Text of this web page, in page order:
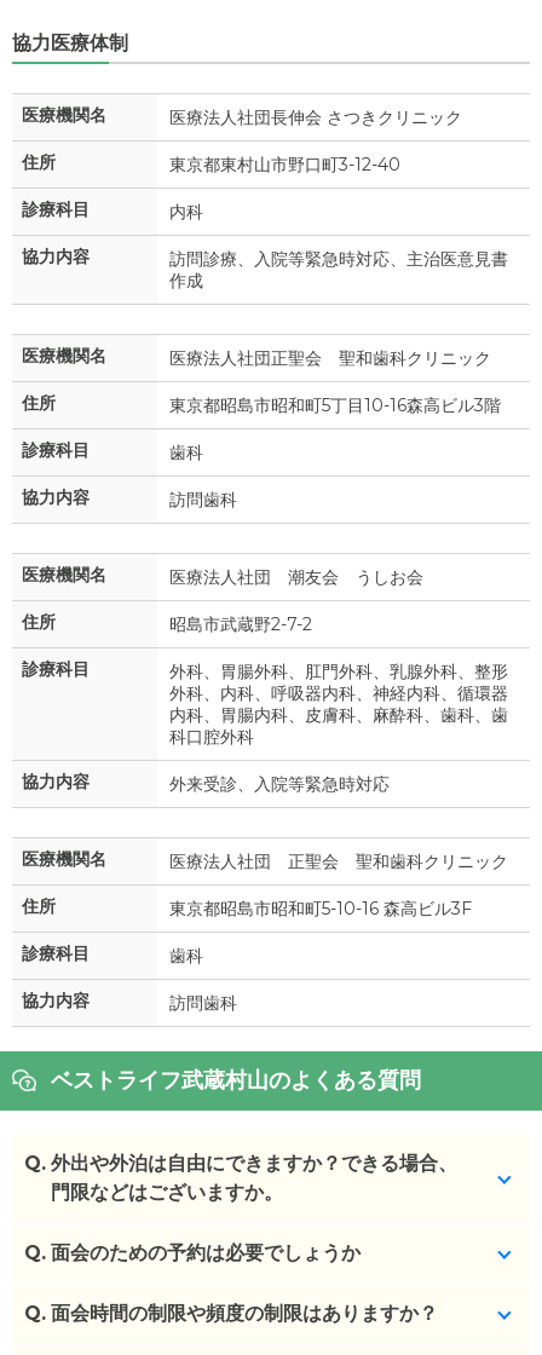
協力医療体制
医療機関名 医療法人社団長伸会 さつきクリニック
住所 東京都東村山市野口町3-12-40
診療科目 内科
協力内容
訪問診療、入院等緊急時対応、主治医意見書
作成
医療機関名 医療法人社団正聖会 聖和歯科クリニック
住所 東京都昭島市昭和町5丁目10-16森高ビル3階
診療科目 歯科
協力内容 訪問歯科
医療機関名 医療法人社団 潮友会 うしお会
住所 昭島市武蔵野2-7-2
診療科目
外科、胃腸外科、肛門外科、乳腺外科、整形
外科、内科、呼吸器内科、神経内科、循環器
内科、胃腸内科、皮膚科、麻酔科、歯科、歯
科口腔外科
協力内容 外来受診、入院等緊急時対応
医療機関名 医療法人社団 正聖会 聖和歯科クリニック
住所 東京都昭島市昭和町5-10-16 森高ビル3F
診療科目 歯科
協力内容 訪問歯科
ベストライフ武蔵村山のよくある質問
Q. 外出や外泊は自由にできますか？できる場合、
門限などはございますか。
お散歩、お買い物、外食等、原則、外出・外泊に制
9:00～18:00の事務所稼働時間外の対応は、時間を
Q. 面会のための予約は必要でしょうか
予約不要です。
Q. 面会時間の制限や頻度の制限はありますか？